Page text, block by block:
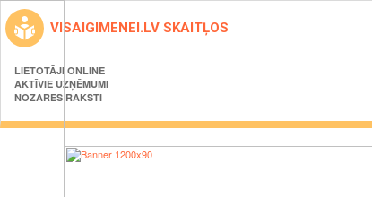
VISAIGIMENEI.LV SKAITĻOS
LIETOTĀJI ONLINE
AKTĪVIE UZŅĒMUMI
NOZARES RAKSTI